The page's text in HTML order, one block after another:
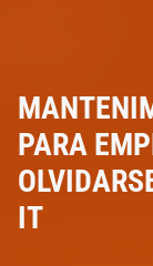
PARA
IT